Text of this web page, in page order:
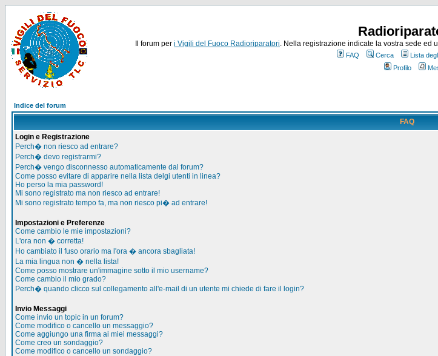
Il forum per i Vigili del Fuoco Radioriparatori. Nella registrazione indicate la vostra sede ed
FAQ Cerca Lista
Profilo
Indice del forum
FAQ
Login e Registrazione
Perch� non riesco ad entrare?
Perch� devo registrarmi?
Perch� vengo disconnesso automaticamente dal forum?
Come posso evitare di apparire nella lista delgi utenti in linea?
Ho perso la mia password!
Mi sono registrato ma non riesco ad entrare!
Mi sono registrato tempo fa, ma non riesco pi� ad entrare!
Impostazioni e Preferenze
Come cambio le mie impostazioni?
L'ora non � corretta!
Ho cambiato il fuso orario ma l'ora � ancora sbagliata!
La mia lingua non � nella lista!
Come posso mostrare un'immagine sotto il mio username?
Come cambio il mio grado?
Perch� quando clicco sul collegamento all'e-mail di un utente mi chiede di fare il login?
Invio Messaggi
Come invio un topic in un forum?
Come modifico o cancello un messaggio?
Come aggiungo una firma ai miei messaggi?
Come creo un sondaggio?
Come modifico o cancello un sondaggio?